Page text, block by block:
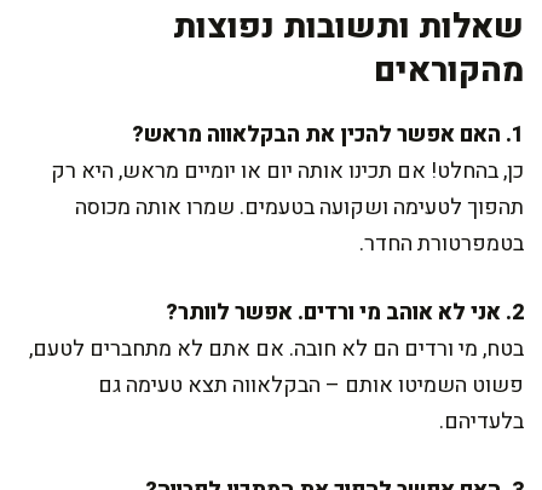
שאלות ותשובות נפוצות
מהקוראים
1. האם אפשר להכין את הבקלאווה מראש?
כן, בהחלט! אם תכינו אותה יום או יומיים מראש, היא רק
תהפוך לטעימה ושקועה בטעמים. שמרו אותה מכוסה
בטמפרטורת החדר.
2. אני לא אוהב מי ורדים. אפשר לוותר?
בטח, מי ורדים הם לא חובה. אם אתם לא מתחברים לטעם,
פשוט השמיטו אותם – הבקלאווה תצא טעימה גם
בלעדיהם.